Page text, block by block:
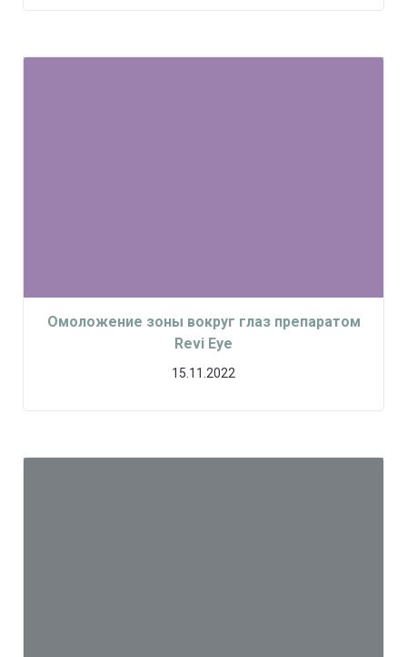
Омоложение зоны вокруг глаз препаратом
Revi Eye
15.11.2022